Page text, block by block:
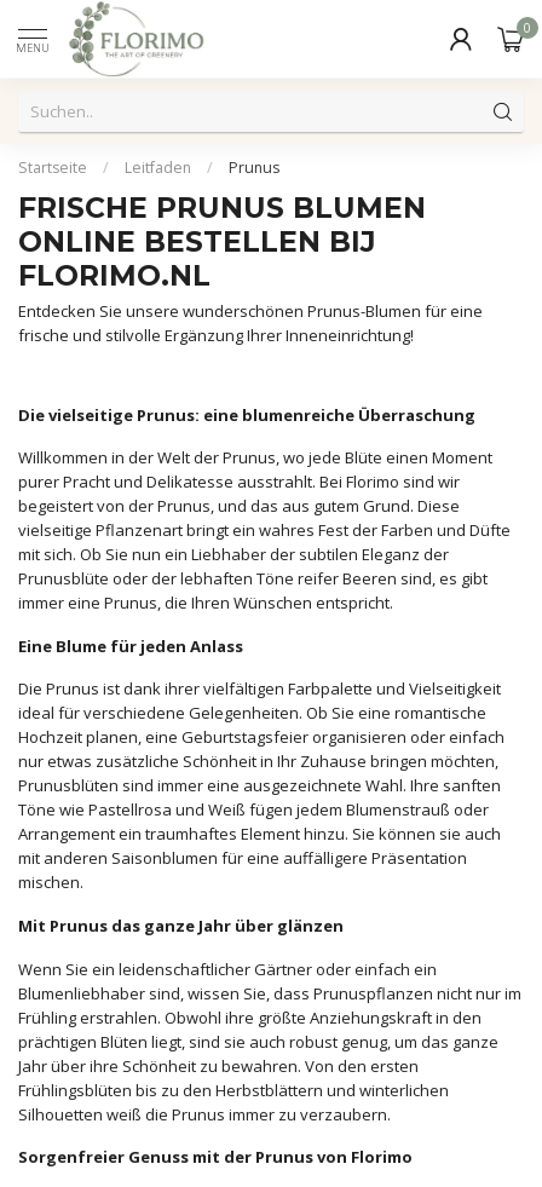
MENU
0
Startseite / Leitfaden / Prunus
FRISCHE PRUNUS BLUMEN
ONLINE BESTELLEN BIJ
FLORIMO.NL
Entdecken Sie unsere wunderschönen Prunus-Blumen für eine
frische und stilvolle Ergänzung Ihrer Inneneinrichtung!
Die vielseitige Prunus: eine blumenreiche Überraschung
Willkommen in der Welt der Prunus, wo jede Blüte einen Moment
purer Pracht und Delikatesse ausstrahlt. Bei Florimo sind wir
begeistert von der Prunus, und das aus gutem Grund. Diese
vielseitige Pflanzenart bringt ein wahres Fest der Farben und Düfte
mit sich. Ob Sie nun ein Liebhaber der subtilen Eleganz der
Prunusblüte oder der lebhaften Töne reifer Beeren sind, es gibt
immer eine Prunus, die Ihren Wünschen entspricht.
Eine Blume für jeden Anlass
Die Prunus ist dank ihrer vielfältigen Farbpalette und Vielseitigkeit
ideal für verschiedene Gelegenheiten. Ob Sie eine romantische
Hochzeit planen, eine Geburtstagsfeier organisieren oder einfach
nur etwas zusätzliche Schönheit in Ihr Zuhause bringen möchten,
Prunusblüten sind immer eine ausgezeichnete Wahl. Ihre sanften
Töne wie Pastellrosa und Weiß fügen jedem Blumenstrauß oder
Arrangement ein traumhaftes Element hinzu. Sie können sie auch
mit anderen Saisonblumen für eine auffälligere Präsentation
mischen.
Mit Prunus das ganze Jahr über glänzen
Wenn Sie ein leidenschaftlicher Gärtner oder einfach ein
Blumenliebhaber sind, wissen Sie, dass Prunuspflanzen nicht nur im
Frühling erstrahlen. Obwohl ihre größte Anziehungskraft in den
prächtigen Blüten liegt, sind sie auch robust genug, um das ganze
Jahr über ihre Schönheit zu bewahren. Von den ersten
Frühlingsblüten bis zu den Herbstblättern und winterlichen
Silhouetten weiß die Prunus immer zu verzaubern.
Sorgenfreier Genuss mit der Prunus von Florimo